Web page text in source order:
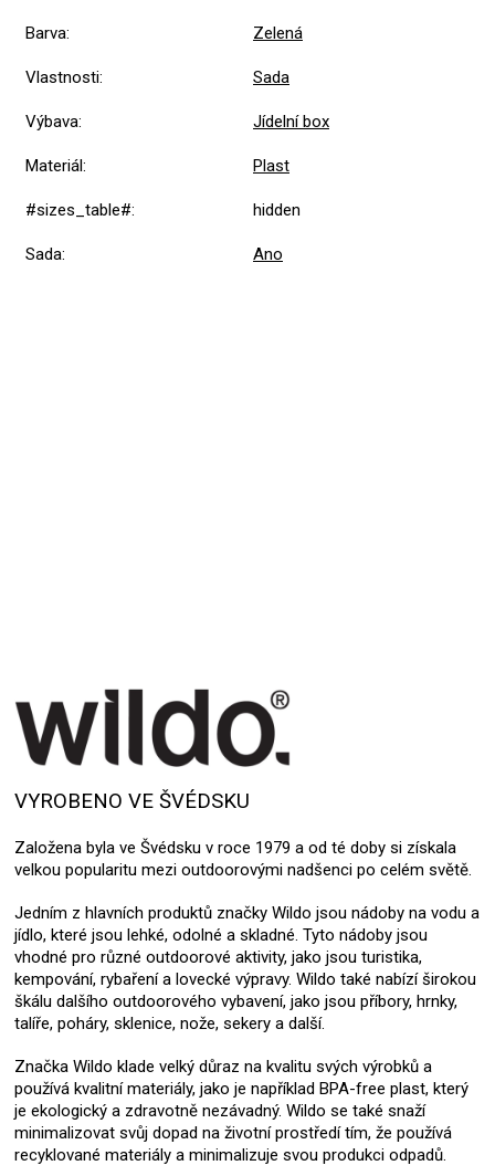
Barva: Zelená
Vlastnosti: Sada
Výbava: Jídelní box
Materiál: Plast
#sizes_table#: hidden
Sada: Ano
VYROBENO VE ŠVÉDSKU
Založena byla ve Švédsku v roce 1979 a od té doby si získala
velkou popularitu mezi outdoorovými nadšenci po celém světě.
Jedním z hlavních produktů značky Wildo jsou nádoby na vodu a
jídlo, které jsou lehké, odolné a skladné. Tyto nádoby jsou
vhodné pro různé outdoorové aktivity, jako jsou turistika,
kempování, rybaření a lovecké výpravy. Wildo také nabízí širokou
škálu dalšího outdoorového vybavení, jako jsou příbory, hrnky,
talíře, poháry, sklenice, nože, sekery a další.
Značka Wildo klade velký důraz na kvalitu svých výrobků a
používá kvalitní materiály, jako je například BPA-free plast, který
je ekologický a zdravotně nezávadný. Wildo se také snaží
minimalizovat svůj dopad na životní prostředí tím, že používá
recyklované materiály a minimalizuje svou produkci odpadů.